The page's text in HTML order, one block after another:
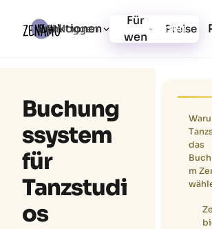
Funktionen
Für
wen
Preise
Einloggen Jetzt starten
Buchung
ssystem
für
Tanzstudi
os
das
m